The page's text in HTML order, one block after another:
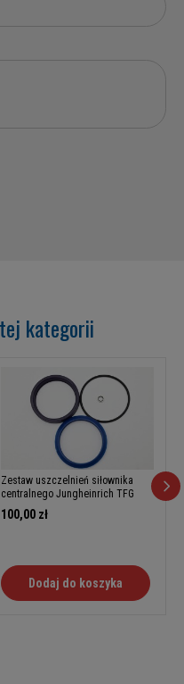
kategorii
Zestaw uszczelnień siłownika
centralnego Jungheinrich TFG
100,00 zł
Dodaj do koszyka